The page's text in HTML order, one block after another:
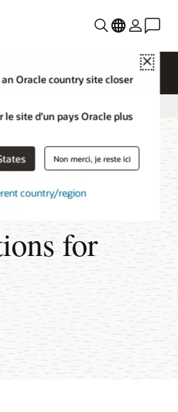
Close
Oracle country site closer
site d’un pays Oracle plus
Non merci, je reste ici
country/region
for